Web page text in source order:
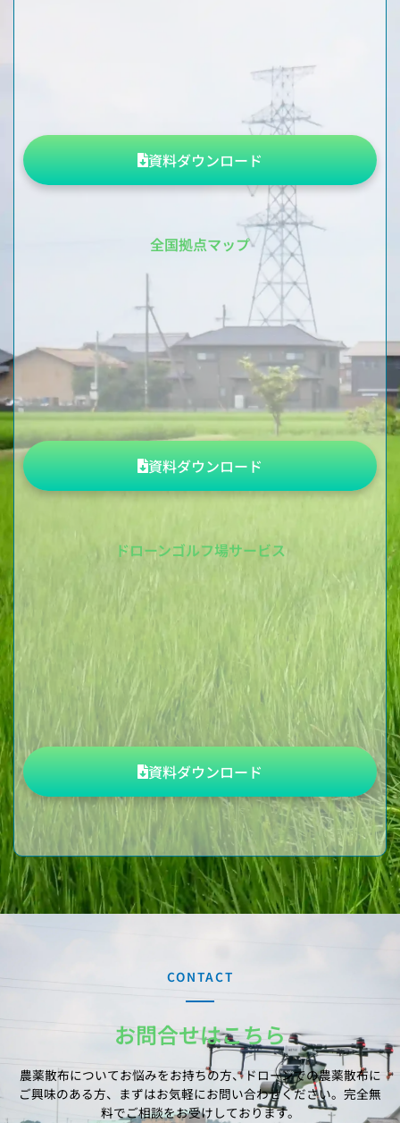
資料ダウンロード
全国拠点マップ
資料ダウンロード
ドローンゴルフ場サービス
資料ダウンロード
CONTACT
お問合せはこちら
農薬散布についてお悩みをお持ちの方、ドローンでの農薬散布に
ご興味のある方、 まずはお気軽にお問い合わせください。完全無
料でご相談をお受けしております。